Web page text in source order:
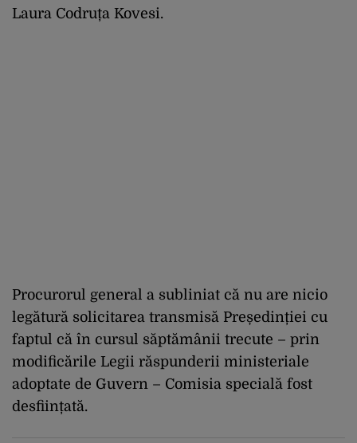
Laura Codruța Kovesi.
Procurorul general a subliniat că nu are nicio
legătură solicitarea transmisă Președinției cu
faptul că în cursul săptămânii trecute – prin
modificările Legii răspunderii ministeriale
adoptate de Guvern – Comisia specială fost
desființată.